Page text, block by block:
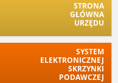
STRONA
GŁÓWNA
URZĘDU
SYSTEM
ELEKTRONICZNEJ
SKRZYNKI
PODAWCZEJ